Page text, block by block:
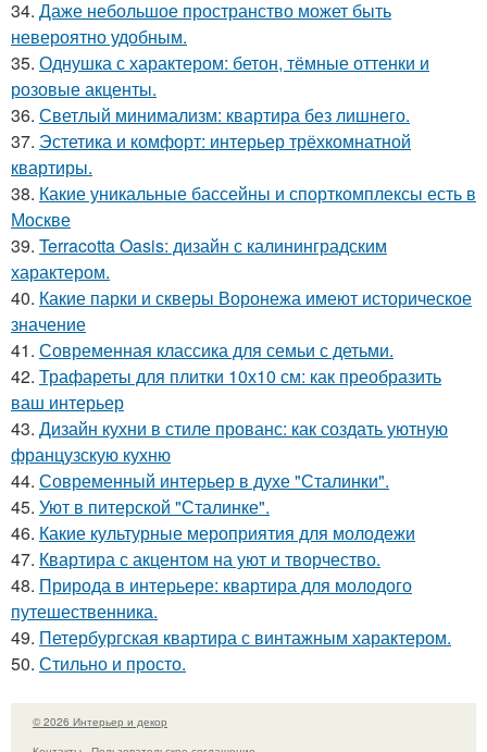
34. Даже небольшое пространство может быть
невероятно удобным.
35. Однушка с характером: бетон, тёмные оттенки и
розовые акценты.
36. Светлый минимализм: квартира без лишнего.
37. Эстетика и комфорт: интерьер трёхкомнатной
квартиры.
38. Какие уникальные бассейны и спорткомплексы есть в
Москве
39. Terracotta Oasis: дизайн с калининградским
характером.
40. Какие парки и скверы Воронежа имеют историческое
значение
41. Современная классика для семьи с детьми.
42. Трафареты для плитки 10х10 см: как преобразить
ваш интерьер
43. Дизайн кухни в стиле прованс: как создать уютную
французскую кухню
44. Современный интерьер в духе "Сталинки".
45. Уют в питерской "Сталинке".
46. Какие культурные мероприятия для молодежи
47. Квартира с акцентом на уют и творчество.
48. Природа в интерьере: квартира для молодого
путешественника.
49. Петербургская квартира с винтажным характером.
50. Стильно и просто.
© 2026 Интерьер и декор